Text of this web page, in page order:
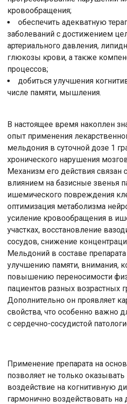
кровообращения;
обеспечить адекватную
заболеваний с достижением
артериального давления,
глюкозы крови, а также
процессов;
добиться улучшения
числе памяти, мышления.
В настоящее время накоплен
опыт применения
мельдония в суточной дозе 1
хронического нарушения
Механизм его действия
влиянием на базисные звенья
ишемического повреждения
оптимизация метаболизма
усиление кровообращения в
участках, восстановление
сосудов, снижение
Мельдоний в составе препарата
улучшению памяти, внимания,
повышению переносимости
пациентов разных возрастных
Дополнительно он проявляет
свойства, что особенно важно
с сердечно-сосудистой
Применение препарата на
позволяет не только
воздействие на когнитивную
гармонично воздействовать